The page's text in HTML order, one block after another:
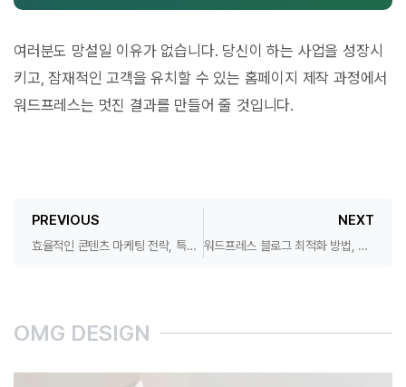
여러분도 망설일 이유가 없습니다. 당신이 하는 사업을 성장시
키고, 잠재적인 고객을 유치할 수 있는 홈페이지 제작 과정에서
워드프레스는 멋진 결과를 만들어 줄 것입니다.
PREVIOUS
효율적인 콘텐츠 마케팅 전략, 특별한 뭔가가 있을까?
NEXT
워드프레스 블로그 최적화 방법, 비용, 기대수익 까지
OMG DESIGN